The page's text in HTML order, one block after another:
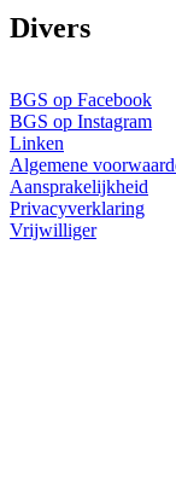
Divers
BGS op Facebook
BGS op Instagram
Linken
Algemene
Aansprakelijkheid
Privacyverklaring
Vrijwilliger